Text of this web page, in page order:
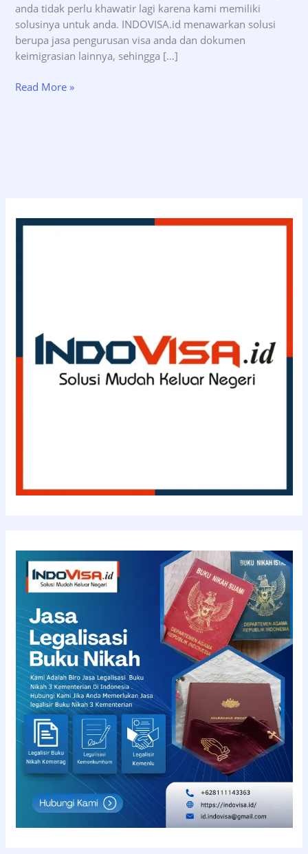
anda tidak perlu khawatir lagi karena kami memiliki
solusinya untuk anda. INDOVISA.id menawarkan solusi
berupa jasa pengurusan visa anda dan dokumen
keimigrasian lainnya, sehingga […]
Jasa
Read More »